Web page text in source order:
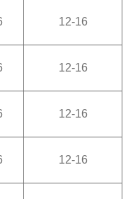
12-16
12-16
12-16
12-16